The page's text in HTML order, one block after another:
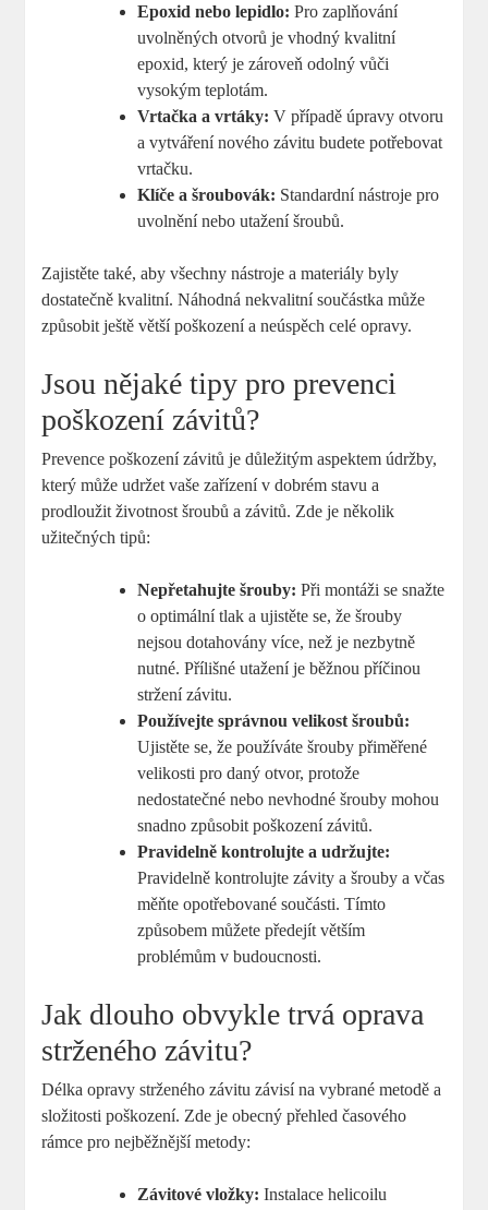
Epoxid nebo lepidlo: Pro zaplňování
uvolněných otvorů je vhodný kvalitní
epoxid, který je zároveň odolný vůči
vysokým teplotám.
Vrtačka a vrtáky: V případě úpravy otvoru
a vytváření nového závitu budete potřebovat
vrtačku.
Klíče a šroubovák: Standardní nástroje pro
uvolnění nebo utažení šroubů.
Zajistěte také, aby všechny nástroje a materiály byly
dostatečně kvalitní. Náhodná nekvalitní součástka může
způsobit ještě větší poškození a neúspěch celé opravy.
Jsou nějaké tipy pro prevenci
poškození závitů?
Prevence poškození závitů je důležitým aspektem údržby,
který může udržet vaše zařízení v dobrém stavu a
prodloužit životnost šroubů a závitů. Zde je několik
užitečných tipů:
Nepřetahujte šrouby: Při montáži se snažte
o optimální tlak a ujistěte se, že šrouby
nejsou dotahovány více, než je nezbytně
nutné. Přílišné utažení je běžnou příčinou
stržení závitu.
Používejte správnou velikost šroubů:
Ujistěte se, že používáte šrouby přiměřené
velikosti pro daný otvor, protože
nedostatečné nebo nevhodné šrouby mohou
snadno způsobit poškození závitů.
Pravidelně kontrolujte a udržujte:
Pravidelně kontrolujte závity a šrouby a včas
měňte opotřebované součásti. Tímto
způsobem můžete předejít větším
problémům v budoucnosti.
Jak dlouho obvykle trvá oprava
strženého závitu?
Délka opravy strženého závitu závisí na vybrané metodě a
složitosti poškození. Zde je obecný přehled časového
rámce pro nejběžnější metody:
Závitové vložky: Instalace helicoilu